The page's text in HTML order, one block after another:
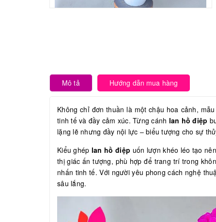
Mô tả Hướng dẫn mua hàng
Không chỉ đơn thuần là một chậu hoa cảnh, mẫu
tinh tế và đầy cảm xúc. Từng cánh lan hồ điệp
lặng lẽ nhưng đầy nội lực – biểu tượng cho sự
Kiểu ghép lan hồ điệp uốn lượn khéo léo tạo
thị giác ấn tượng, phù hợp để trang trí trong
nhấn tinh tế. Với người yêu phong cách nghệ
sâu lắng.